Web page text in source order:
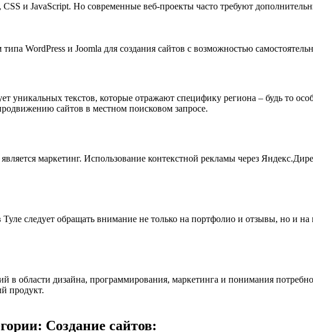
и JavaScript. Но современные веб-проекты часто требуют
WordPress и Joomla для создания сайтов с возможностью
уникальных текстов, которые отражают специфику региона – будь то
сайтов в местном поисковом запросе.
маркетинг. Использование контекстной рекламы через
следует обращать внимание не только на портфолио и отзывы, но и
в области дизайна, программирования, маркетинга и понимания
продукт.
Создание сайтов: